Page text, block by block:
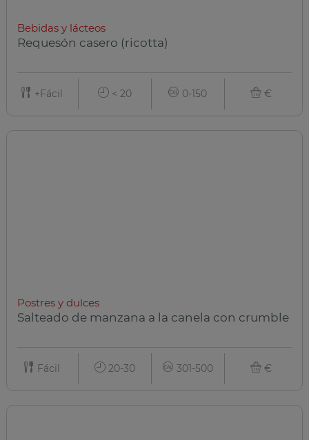
Bebidas y lácteos
Requesón casero (ricotta)
+Fácil < 20 0-150 €
Postres y dulces
Salteado de manzana a la canela con crumble
Fácil 20-30 301-500 €